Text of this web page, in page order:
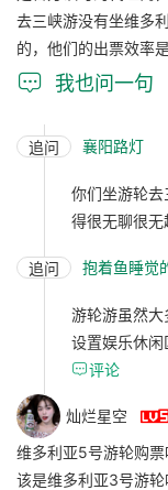
去三峡游没有坐维多
的，他们的出票效率是
 我也问一句
追问 襄阳路灯
你们坐游轮
得很无聊很无
追问 抱着鱼睡觉
游轮游虽然
设置娱乐休闲
评论
灿烂星空
维多利亚5号游轮购
该是维多利亚3号游